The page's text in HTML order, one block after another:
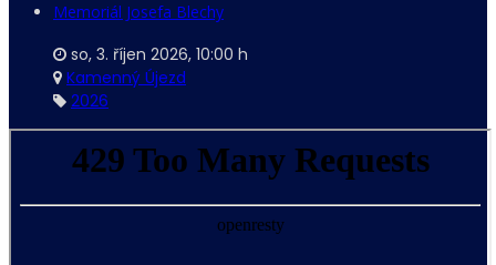
Memoriál Josefa Blechy
so, 3. říjen 2026, 10:00 h
Kamenný Újezd
2026